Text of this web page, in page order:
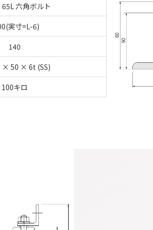
六角ボルト
実寸=L-6)
140
× 50 × 6t (SS)
100キロ